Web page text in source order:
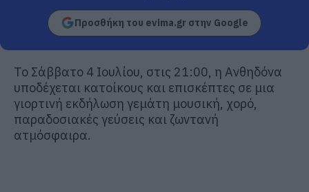
Προσθήκη του evima.gr στην Google
Το Σάββατο 4 Ιουλίου, στις 21:00, η Ανθηδόνα
υποδέχεται κατοίκους και επισκέπτες σε μια
γιορτινή εκδήλωση γεμάτη μουσική, χορό,
παραδοσιακές γεύσεις και ζωντανή
ατμόσφαιρα.